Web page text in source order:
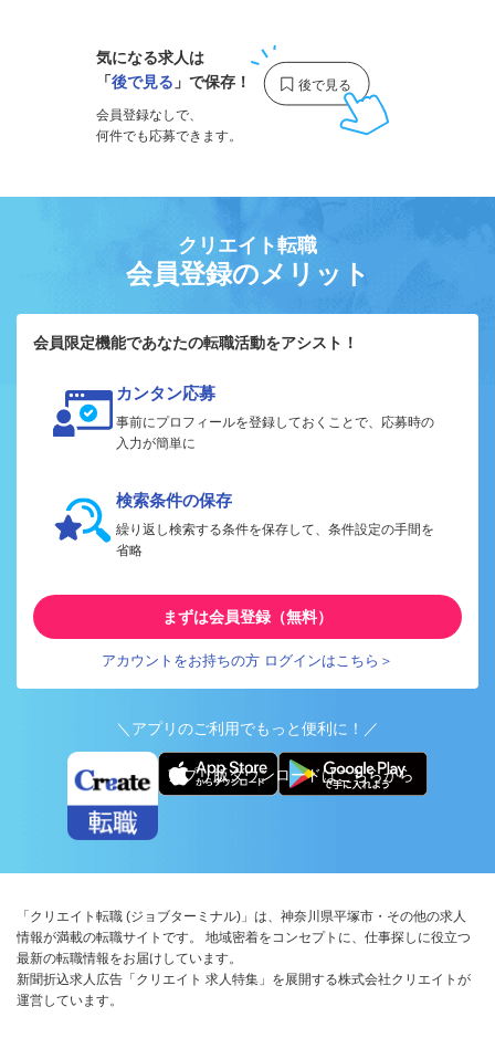
気になる求人は
「後で見る 」で保存！
会員登録なしで、
何件でも応募できます。
クリエイト転職
会員登録のメリット
会員限定機能であなたの転職活動をアシスト！
カンタン応募
事前にプロフィールを登録しておくことで、応募時の
入力が簡単に
検索条件の保存
繰り返し検索する条件を保存して、条件設定の手間を
省略
まずは会員登録（無料）
アカウントをお持ちの方 ログインはこちら＞
＼アプリのご利用でもっと便利に！／
アプリ版ダウンロードはこちらから
「クリエイト転職 (ジョブターミナル)」は、神奈川県平塚市・その他の求人
情報が満載の転職サイトです。 地域密着をコンセプトに、仕事探しに役立つ
最新の転職情報をお届けしています。
新聞折込求人広告「クリエイト 求人特集」を展開する株式会社クリエイトが
運営しています。